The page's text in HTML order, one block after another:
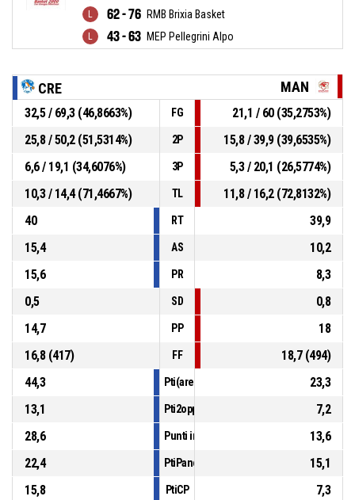
62 - 76 RMB Brixia Basket
43 - 63 MEP Pellegrini Alpo
CRE MAN
32,5 / 69,3 (46,8663%) FG
21,1 / 60 (35,2753%)
25,8 / 50,2 (51,5314%)
2P
15,8 / 39,9 (39,6535%)
6,6 / 19,1 (34,6076%)
3P
5,3 / 20,1 (26,5774%)
10,3 / 14,4 (71,4667%)
TL
11,8 / 16,2 (72,8132%)
40
RT
39,9
15,4
AS
10,2
15,6
PR
8,3
0,5
SD
0,8
14,7
PP
18
16,8 (417)
FF
18,7 (494)
44,3
Pti(area)
23,3
13,1
Pti2opp
7,2
28,6
Punti in contropiede
13,6
22,4
PtiPanch
15,1
15,8
PtiCP 7,3